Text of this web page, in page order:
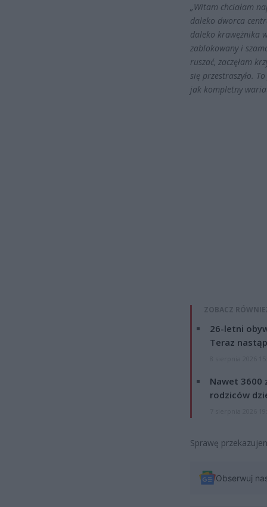
„Witam chciałam
daleko dworca
daleko krawężnika
zablokowany i
ruszać, zaczęłam
się przestraszyło.
jak kompletny
ZOBACZ
26-letni
Teraz
Nawet 3600
rodziców
Sprawę
Obserwuj